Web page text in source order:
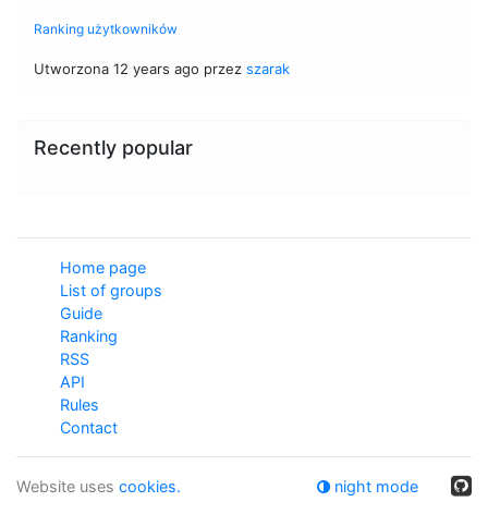
Ranking użytkowników
Utworzona 12 years ago przez szarak
Recently popular
Home page
List of groups
Guide
Ranking
RSS
API
Rules
Contact
Website uses cookies. night mode